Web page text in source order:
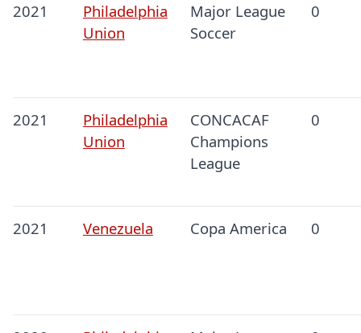
2021
Philadelphia
Union
Major League
Soccer
0
2021
Philadelphia
Union
CONCACAF
Champions
League
0
2021 Venezuela Copa America 0